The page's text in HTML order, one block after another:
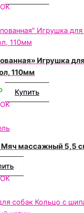
OK
Игрушка
110мм
Купить
OK
массажный 5,5
OK